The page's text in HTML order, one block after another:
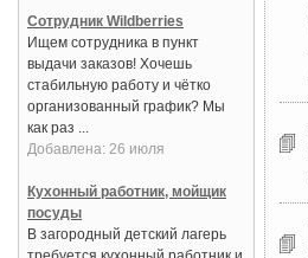
Сотрудник Wildberries
Ищем сотрудника в пункт
выдачи заказов! Хочешь
стабильную работу и чётко
организованный график? Мы
как раз ...
Добавлена: 26 июля
Кухонный работник, мойщик
посуды
В загородный детский лагерь